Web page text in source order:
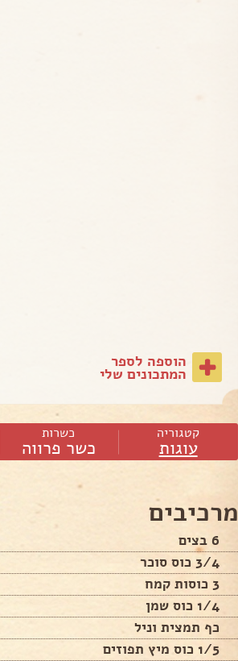
הוספה לספר
המתכונים שלי
קטגוריה
עוגות
כשרות
כשר פרווה
מרכיבים
6 בצים
3/4 כוס סוכר
3 כוסות קמח
1/4 כוס שמן
כף תמצית וניל
1/5 כוס מיץ תפוזים